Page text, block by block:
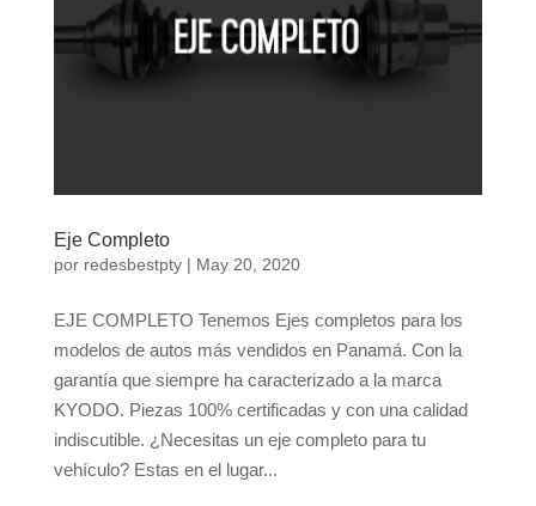
Eje Completo
por redesbestpty| May 20, 2020
EJE COMPLETO Tenemos Ejes completos para los
modelos de autos más vendidos en Panamá. Con la
garantía que siempre ha caracterizado a la marca
KYODO. Piezas 100% certificadas y con una calidad
indiscutible. ¿Necesitas un eje completo para tu
vehículo? Estas en el lugar...